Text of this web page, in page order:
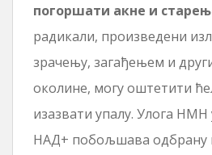
погоршати акне и
радикали, произведени
зрачењу, загађењем и
околине, могу оштетити
изазвати упалу. Улога
НАД+ побољшава одбрану